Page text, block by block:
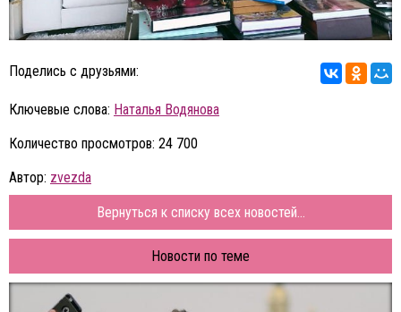
Поделись с друзьями:
Ключевые слова: Наталья Водянова
Количество просмотров: 24 700
Автор: zvezda
Вернуться к списку всех новостей...
Новости по теме